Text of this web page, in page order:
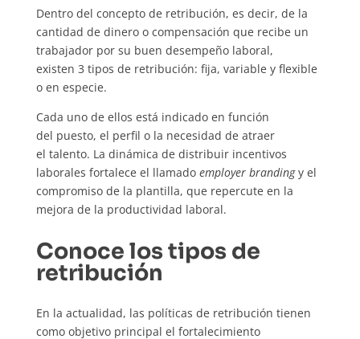
Dentro del concepto de retribución, es decir, de la
cantidad de dinero o compensación que recibe un
trabajador por su buen desempeño laboral,
existen 3 tipos de retribución: fija, variable y flexible
o en especie.
Cada uno de ellos está indicado en función
del puesto, el perfil o la necesidad de atraer
el talento. La dinámica de distribuir incentivos
laborales fortalece el llamado employer brandingy el
compromiso de la plantilla, que repercute en la
mejora de la productividad laboral.
Conoce los tipos de
retribución
En la actualidad, las políticas de retribución tienen
como objetivo principal el fortalecimiento